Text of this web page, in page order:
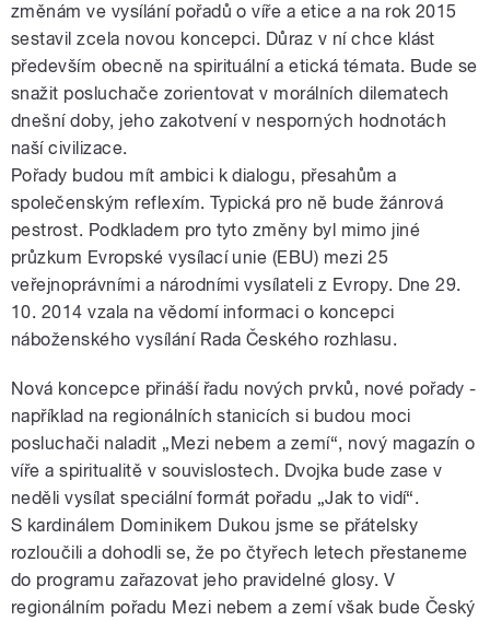
změnám ve vysílání pořadů o víře a etice a na rok 2015
sestavil zcela novou koncepci. Důraz v ní chce klást
především obecně na spirituální a etická témata. Bude se
snažit posluchače zorientovat v morálních dilematech
dnešní doby, jeho zakotvení v nesporných hodnotách
naší civilizace.
Pořady budou mít ambici k dialogu, přesahům a
společenským reflexím. Typická pro ně bude žánrová
pestrost. Podkladem pro tyto změny byl mimo jiné
průzkum Evropské vysílací unie (EBU) mezi 25
veřejnoprávními a národními vysílateli z Evropy. Dne 29.
10. 2014 vzala na vědomí informaci o koncepci
náboženského vysílání Rada Českého rozhlasu.
Nová koncepce přináší řadu nových prvků, nové pořady -
například na regionálních stanicích si budou moci
posluchači naladit „Mezi nebem a zemí“, nový magazín o
víře a spiritualitě v souvislostech. Dvojka bude zase v
neděli vysílat speciální formát pořadu „Jak to vidí“.
S kardinálem Dominikem Dukou jsme se přátelsky
rozloučili a dohodli se, že po čtyřech letech přestaneme
do programu zařazovat jeho pravidelné glosy. V
regionálním pořadu Mezi nebem a zemí však bude Český